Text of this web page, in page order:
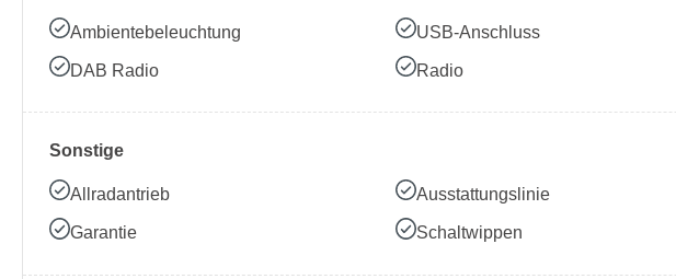
Ambientebeleuchtung USB-Anschluss
DAB Radio Radio
Sonstige
Allradantrieb Ausstattungslinie
Garantie Schaltwippen